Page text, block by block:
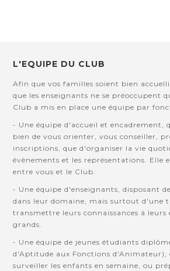
L'EQUIPE DU CLUB
Afin que vos familles soient bien
que les enseignants ne se préoccupent
Club a mis en place une équipe par
- Une équipe d'accueil et encadrement,
bien de vous orienter, vous conseiller,
inscriptions, que d'organiser la vie
évènements et les représentations. Elle
entre vous et le Club.
- Une équipe d'enseignants, disposant
dans leur domaine, mais surtout d'une
transmettre leurs connaissances à leurs
grands.
- Une équipe de jeunes étudiants
d'Aptitude aux Fonctions d'Animateur);
surveiller les enfants en semaine, ou